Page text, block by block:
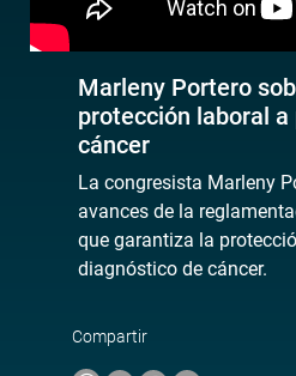
Marleny Portero
protección laboral a
cáncer
La congresista Marleny
avances de la
que garantiza la
diagnóstico de cáncer.
Compartir